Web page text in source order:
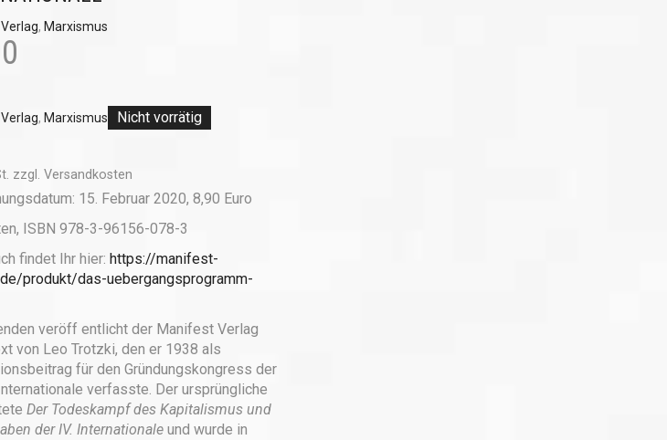
, Marxismus
, Marxismus Nicht vorrätig
zzgl. Versandkosten
15. Februar 2020, 8,90 Euro
ISBN 978-3-96156-078-3
findet Ihr hier: https://manifest-
produkt/das-uebergangsprogramm-
veröff entlicht der Manifest Verlag
von Leo Trotzki, den er 1938 als
für den Gründungskongress der
verfasste. Der ursprüngliche
Der Todeskampf des Kapitalismus und
der IV. Internationaleund wurde in